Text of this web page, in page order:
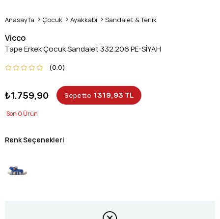
Anasayfa Çocuk Ayakkabı Sandalet & Terlik
Vicco
Tape Erkek Çocuk Sandalet 332.206 PE-SİYAH
0.0
₺1.759,90 Sepette 1319,93 TL
0
Renk Seçenekleri